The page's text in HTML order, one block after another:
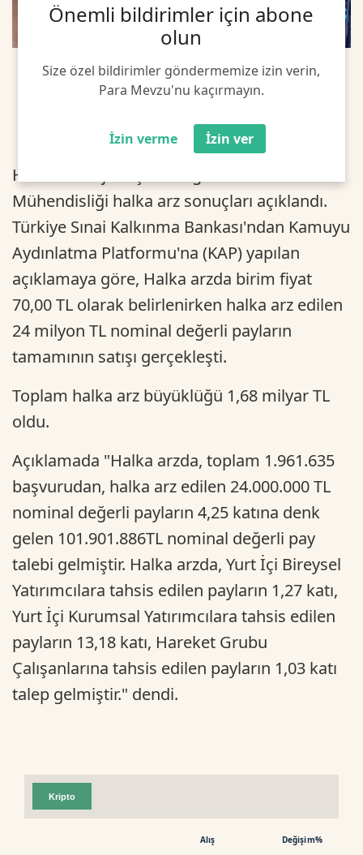
Önemli bildirimler için abone
olun
Size özel bildirimler göndermemize izin verin,
Para Mevzu'nu kaçırmayın.
İzin verme İzin ver
Hareket Proje Taşımacılığı ve Yük
Mühendisliği halka arz sonuçları açıklandı.
Türkiye Sınai Kalkınma Bankası'ndan Kamuyu
Aydınlatma Platformu'na (KAP) yapılan
açıklamaya göre, Halka arzda birim fiyat
70,00 TL olarak belirlenirken halka arz edilen
24 milyon TL nominal değerli payların
tamamının satışı gerçekleşti.
Toplam halka arz büyüklüğü 1,68 milyar TL
oldu.
Açıklamada "Halka arzda, toplam 1.961.635
başvurudan, halka arz edilen 24.000.000 TL
nominal değerli payların 4,25 katına denk
gelen 101.901.886TL nominal değerli pay
talebi gelmiştir. Halka arzda, Yurt İçi Bireysel
Yatırımcılara tahsis edilen payların 1,27 katı,
Yurt İçi Kurumsal Yatırımcılara tahsis edilen
payların 13,18 katı, Hareket Grubu
Çalışanlarına tahsis edilen payların 1,03 katı
talep gelmiştir." dendi.
Kripto
Alış Değişim%